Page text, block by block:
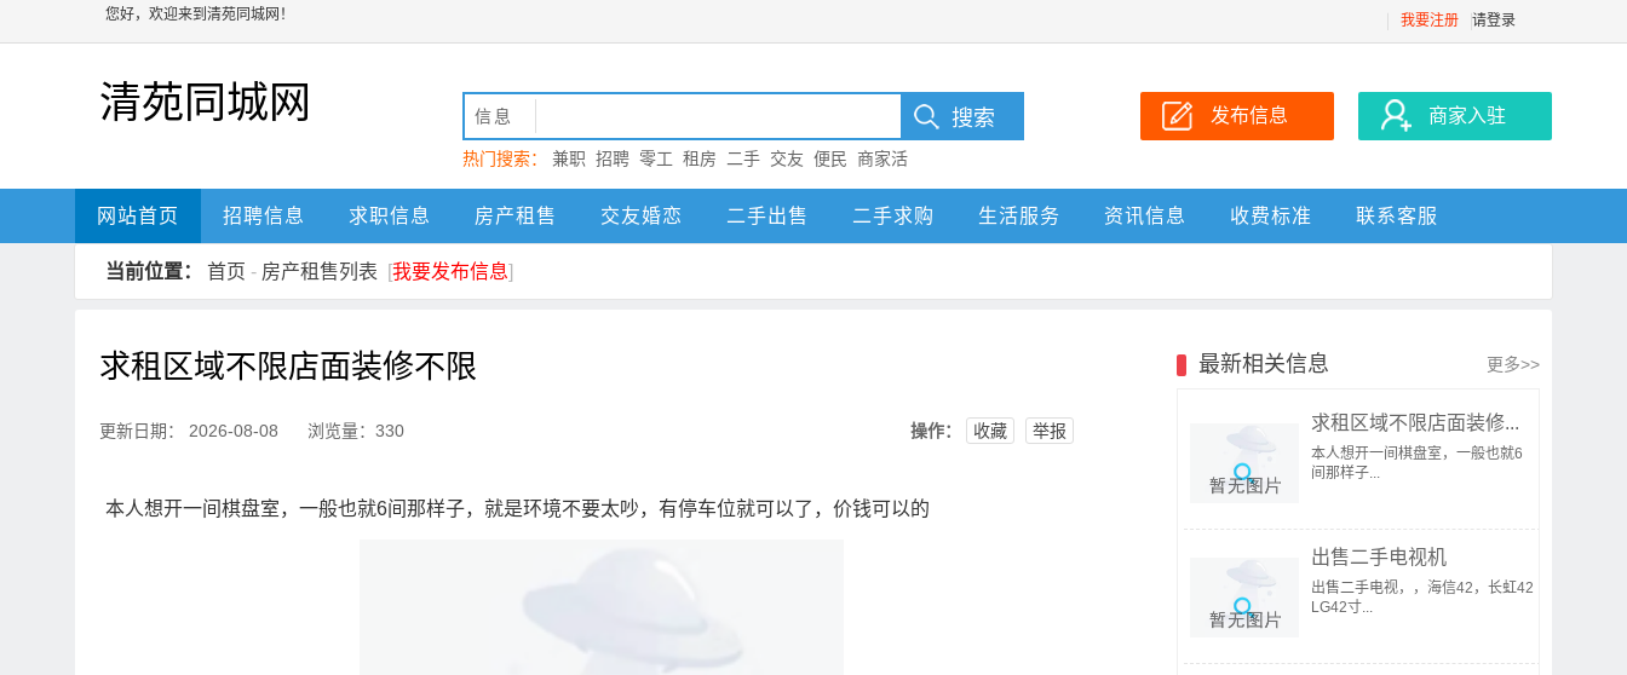
您好，欢迎来到清苑同城网！ 我要注册 请登录
清苑同城网 信息
热门搜索： 兼职 招聘 零工 租房 二手 交友 便民
商家活
动 清苑
发布信息 商家入驻
网站首页 招聘信息 求职信息 房产租售 交友婚恋 二手出售 二手求购 生活服务 资讯信息 收费标准 联系客服
当前位置： 首页 - 房产租售列表 [我要发布信息]
求租区域不限店面装修不限
更新日期： 2026-08-08 浏览量：330 操作： 收藏 举报
本人想开一间棋盘室，一般也就6间那样子，就是环境不要太吵，有停车位就可以了，价钱可以的
最新相关信息 更多>>
求租区域不限店面装修...
本人想开一间棋盘室，一般也就6
间那样子...
出售二手电视机
出售二手电视，，海信42，长虹42
LG42寸...